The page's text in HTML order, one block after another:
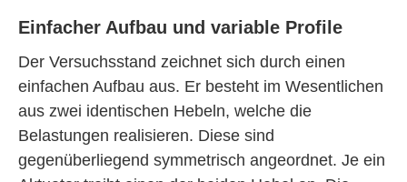
Einfacher Aufbau und variable Profile
Der Versuchsstand zeichnet sich durch einen
einfachen Aufbau aus. Er besteht im Wesentlichen
aus zwei identischen Hebeln, welche die
Belastungen realisieren. Diese sind
gegenüberliegend symmetrisch angeordnet. Je ein